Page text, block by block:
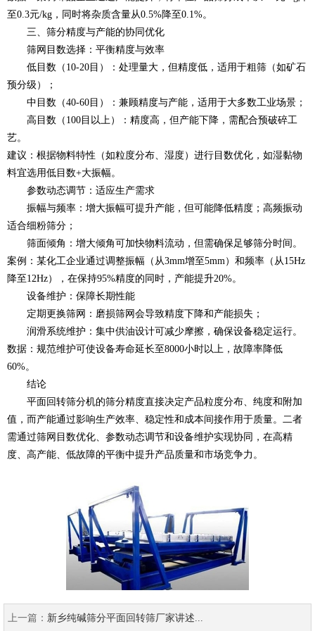
至0.3元/kg，同时将杂质含量从0.5%降至0.1%。
三、筛分精度与产能的协同优化
筛网目数选择：平衡精度与效率
低目数（10-20目）：处理量大，但精度低，适用于粗筛（如矿石
预分级）；
中目数（40-60目）：兼顾精度与产能，适用于大多数工业场景；
高目数（100目以上）：精度高，但产能下降，需配合预破碎工
艺。
建议：根据物料特性（如粒度分布、湿度）进行目数优化，如湿黏物
料宜选用低目数+大振幅。
参数动态调节：适应生产需求
振幅与频率：增大振幅可提升产能，但可能降低精度；高频振动
适合细粉筛分；
筛面倾角：增大倾角可加快物料流动，但需确保足够筛分时间。
案例：某化工企业通过调整振幅（从3mm增至5mm）和频率（从15Hz
降至12Hz），在保持95%精度的同时，产能提升20%。
设备维护：保障长期性能
定期更换筛网：磨损筛网会导致精度下降和产能损失；
润滑系统维护：集中供油设计可减少摩擦，确保设备稳定运行。
数据：规范维护可使设备寿命延长至8000小时以上，故障率降低
60%。
结论
平面回转筛分机的筛分精度直接决定产品粒度分布、纯度和附加
值，而产能通过影响生产效率、稳定性和成本间接作用于质量。二者
需通过筛网目数优化、参数动态调节和设备维护实现协同，在高精
度、高产能、低故障的平衡中提升产品质量和市场竞争力。
上一篇： 新乡纯碱筛分平面回转筛厂家讲述...